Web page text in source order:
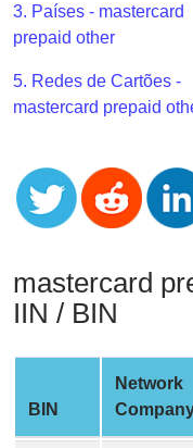
BIN
CC
Generator
from
Banks
Credit
Card
Validator
Credit
Card
Generator
Random
Card
Generator
3. Países - mastercard
prepaid other
5. Redes de Cartões -
mastercard prepaid
mastercard
IIN / BIN
BIN
Network